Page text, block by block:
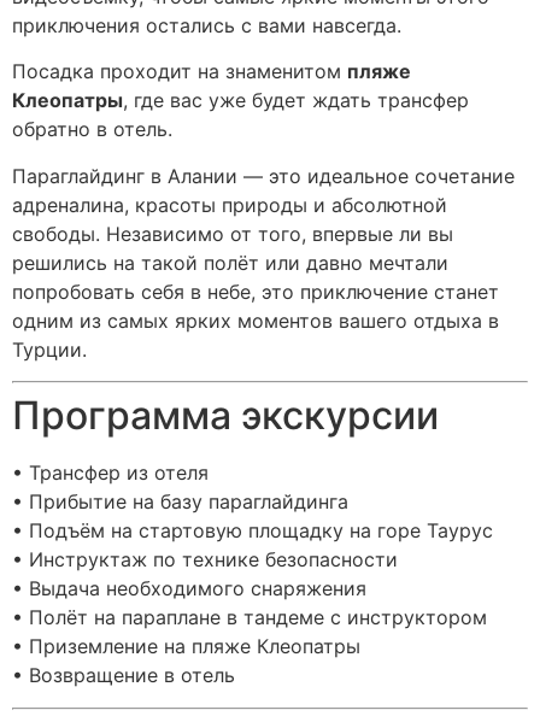
приключения остались с вами навсегда.
Посадка проходит на знаменитом пляже
Клеопатры, где вас уже будет ждать трансфер
обратно в отель.
Параглайдинг в Алании — это идеальное сочетание
адреналина, красоты природы и абсолютной
свободы. Независимо от того, впервые ли вы
решились на такой полёт или давно мечтали
попробовать себя в небе, это приключение станет
одним из самых ярких моментов вашего отдыха в
Турции.
Программа экскурсии
• Трансфер из отеля
• Прибытие на базу параглайдинга
• Подъём на стартовую площадку на горе Таурус
• Инструктаж по технике безопасности
• Выдача необходимого снаряжения
• Полёт на параплане в тандеме с инструктором
• Приземление на пляже Клеопатры
• Возвращение в отель